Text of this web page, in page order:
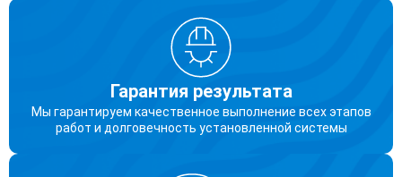
Гарантия результата
Мы гарантируем качественное выполнение всех этапов
работ и долговечность установленной системы